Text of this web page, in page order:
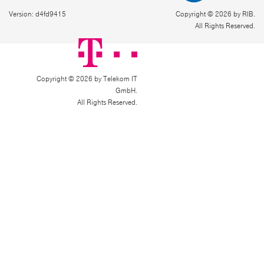
Version: d4fd9415
Copyright © 2026 by RIB.
All Rights Reserved.
Copyright © 2026 by Telekom IT
GmbH.
All Rights Reserved.